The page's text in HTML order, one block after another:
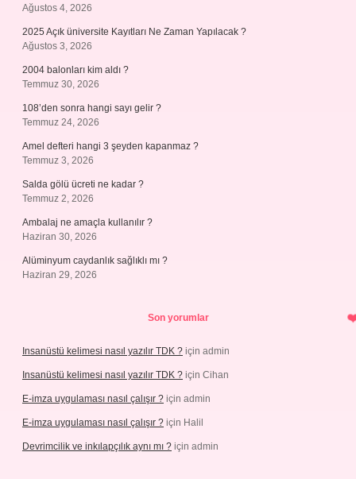
Ağustos 4, 2026
2025 Açık üniversite Kayıtları Ne Zaman Yapılacak ?
Ağustos 3, 2026
2004 balonları kim aldı ?
Temmuz 30, 2026
108’den sonra hangi sayı gelir ?
Temmuz 24, 2026
Amel defteri hangi 3 şeyden kapanmaz ?
Temmuz 3, 2026
Salda gölü ücreti ne kadar ?
Temmuz 2, 2026
Ambalaj ne amaçla kullanılır ?
Haziran 30, 2026
Alüminyum caydanlık sağlıklı mı ?
Haziran 29, 2026
Son yorumlar
Insanüstü kelimesi nasıl yazılır TDK ? için admin
Insanüstü kelimesi nasıl yazılır TDK ? için Cihan
E-imza uygulaması nasıl çalışır ? için admin
E-imza uygulaması nasıl çalışır ? için Halil
Devrimcilik ve inkılapçılık aynı mı ? için admin